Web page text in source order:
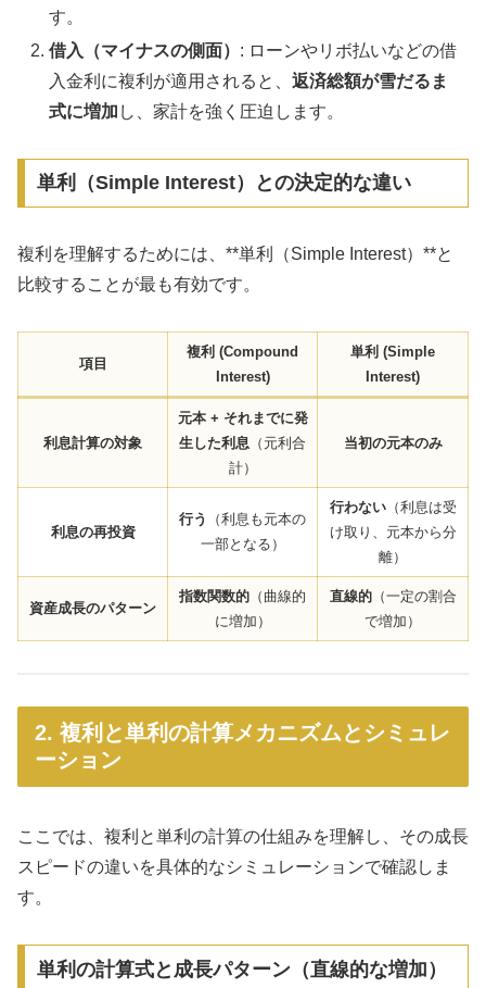
す。
借入（マイナスの側面） : ローンやリボ払いなどの借
入金利に複利が適用されると、返済総額が雪だるま
式に増加 し、家計を強く圧迫します。
単利（Simple Interest）との決定的な違い
複利を理解するためには、**単利（Simple Interest）**と
比較することが最も有効です。
項目
複利 (Compound
Interest)
単利 (Simple
Interest)
利息計算の対象
元本 + それまでに発
生した利息 （元利合
計）
当初の元本のみ
利息の再投資
行う
（利息も元本の
一部となる）
行わない（利息は受
け取り、元本から分
離）
資産成長のパターン
指数関数的 （曲線的
に増加）
直線的（一定の割合
で増加）
2. 複利と単利の計算メカニズムとシミュレ
ーション
ここでは、複利と単利の計算の仕組みを理解し、その成長
スピードの違いを具体的なシミュレーションで確認しま
す。
単利の計算式と成長パターン（直線的な増加）